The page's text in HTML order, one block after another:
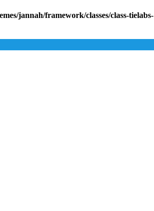
jannah/framework/classes/class-tielabs-